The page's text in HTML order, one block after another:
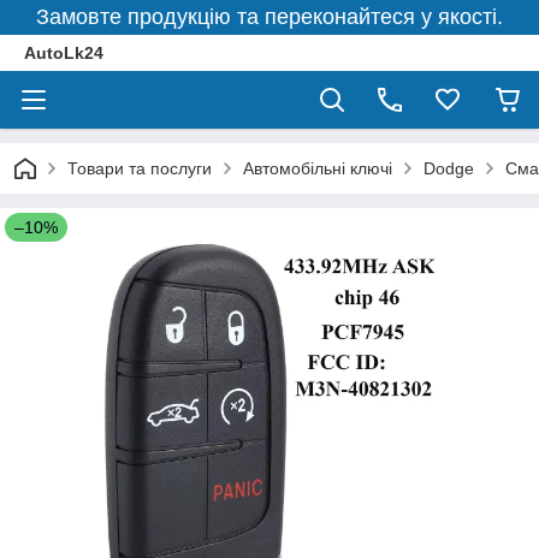
Замовте продукцію та переконайтеся у якості.
AutoLk24
Товари та послуги Автомобільні ключі Dodge
–10%